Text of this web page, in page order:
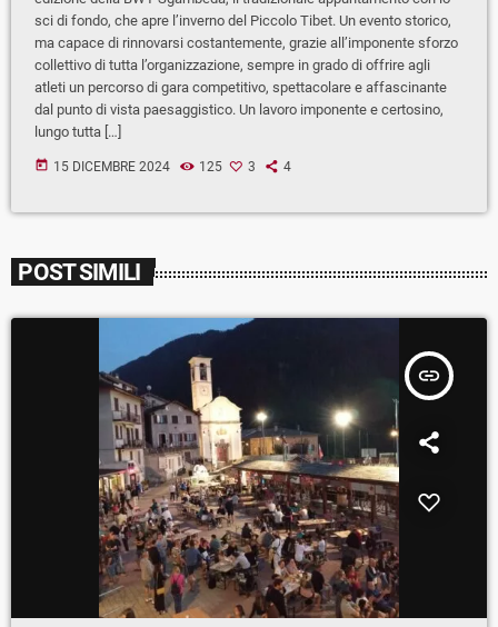
sci di fondo, che apre l’inverno del Piccolo Tibet. Un evento storico,
ma capace di rinnovarsi costantemente, grazie all’imponente sforzo
collettivo di tutta l’organizzazione, sempre in grado di offrire agli
atleti un percorso di gara competitivo, spettacolare e affascinante
dal punto di vista paesaggistico. Un lavoro imponente e certosino,
lungo tutta […]
today 15 DICEMBRE 2024 125 3 4
POST SIMILI
insert_link